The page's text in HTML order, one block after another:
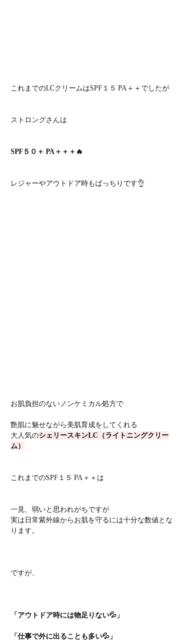
これまでのLCクリームはSPF１５ PA＋＋でしたが
ストロングさんは
SPF５０＋ PA＋＋＋🔥
レジャーやアウトドア時もばっちりです👌
お肌負担のないノンケミカル処方で
艶肌に魅せながら美肌育成をしてくれる
大人気のシェリースキンLC（ライトニングクリー
ム）
これまでのSPF１５ PA＋＋は
一見、弱いと思われがちですが
実は日常紫外線からお肌を守るには十分な数値とな
ります。
ですが、
「アウトドア時には物足りない💦」
「仕事で外に出ることも多い💦」